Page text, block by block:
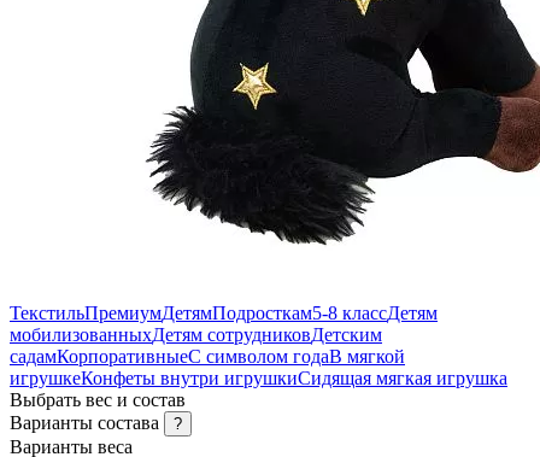
ТекстильПремиумДетямПодросткам5-8 классДетям
мобилизованныхДетям сотрудниковДетским
садамКорпоративныеС символом годаВ мягкой
игрушкеКонфеты внутри игрушкиСидящая мягкая игрушка
Выбрать вес и состав
Варианты состава
?
Варианты веса